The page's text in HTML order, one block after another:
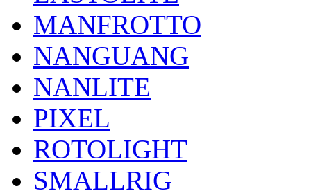
MANFROTTO
NANGUANG
NANLITE
PIXEL
ROTOLIGHT
SMALLRIG